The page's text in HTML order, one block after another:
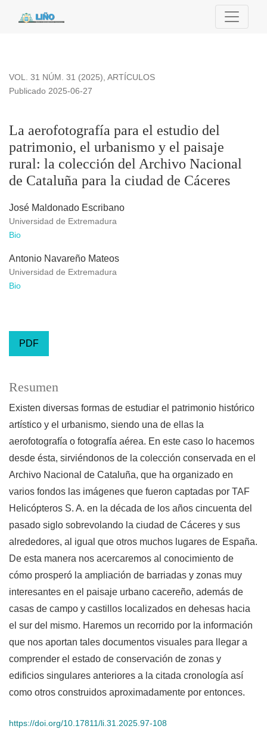
La aerofotografía para el estudio del patrimonio, el
VOL. 31 NÚM. 31 (2025), ARTÍCULOS
La aerofotografía para el estudio del
patrimonio, el urbanismo y el paisaje
rural: la colección del Archivo Nacional
de Cataluña para la ciudad de Cáceres
Publicado 2025-06-27
José Maldonado Escribano
Universidad de Extremadura
Bio
Antonio Navareño Mateos
Universidad de Extremadura
Bio
PDF
Resumen
Existen diversas formas de estudiar el patrimonio histórico
artístico y el urbanismo, siendo una de ellas la
aerofotografía o fotografía aérea. En este caso lo hacemos
desde ésta, sirviéndonos de la colección conservada en el
Archivo Nacional de Cataluña, que ha organizado en
varios fondos las imágenes que fueron captadas por TAF
Helicópteros S. A. en la década de los años cincuenta del
pasado siglo sobrevolando la ciudad de Cáceres y sus
alrededores, al igual que otros muchos lugares de España.
De esta manera nos acercaremos al conocimiento de
cómo prosperó la ampliación de barriadas y zonas muy
interesantes en el paisaje urbano cacereño, además de
casas de campo y castillos localizados en dehesas hacia
el sur del mismo. Haremos un recorrido por la información
que nos aportan tales documentos visuales para llegar a
comprender el estado de conservación de zonas y
edificios singulares anteriores a la citada cronología así
como otros construidos aproximadamente por entonces.
https://doi.org/10.17811/li.31.2025.97-108